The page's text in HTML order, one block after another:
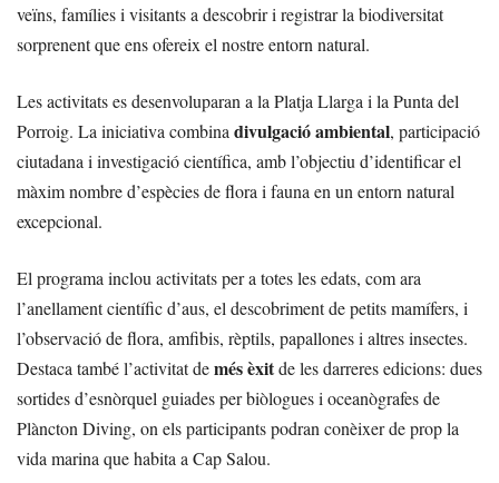
veïns, famílies i visitants a descobrir i registrar la biodiversitat
sorprenent que ens ofereix el nostre entorn natural.
Les activitats es desenvoluparan a la Platja Llarga i la Punta del
Porroig. La iniciativa combina divulgació ambiental, participació
ciutadana i investigació científica, amb l’objectiu d’identificar el
màxim nombre d’espècies de flora i fauna en un entorn natural
excepcional.
El programa inclou activitats per a totes les edats, com ara
l’anellament científic d’aus, el descobriment de petits mamífers, i
l’observació de flora, amfibis, rèptils, papallones i altres insectes.
Destaca també l’activitat demés èxitde les darreres edicions: dues
sortides d’esnòrquel guiades per biòlogues i oceanògrafes de
Plàncton Diving, on els participants podran conèixer de prop la
vida marina que habita a Cap Salou.